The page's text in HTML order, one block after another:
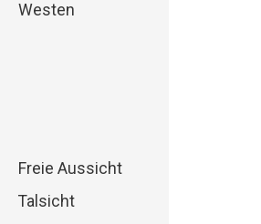
Westen
Freie Aussicht
Talsicht